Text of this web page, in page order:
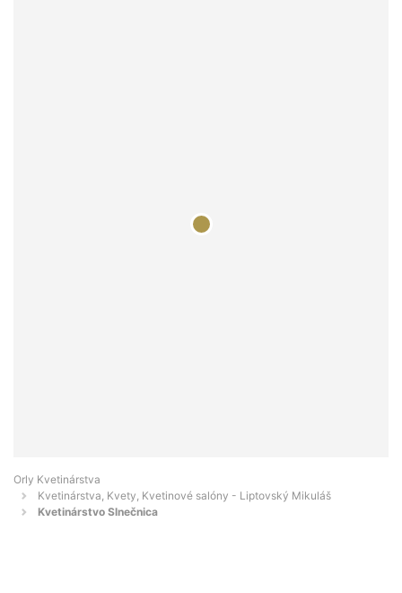
Orly Kvetinárstva
Kvetinárstva, Kvety, Kvetinové salóny - Liptovský Mikuláš
Kvetinárstvo Slnečnica